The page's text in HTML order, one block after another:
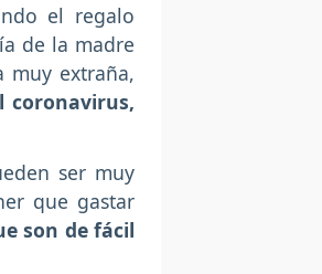
el regalo
de la madre
muy extraña,
coronavirus,
ser muy
que gastar
son de fácil